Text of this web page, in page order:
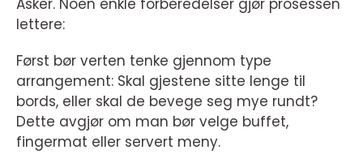
lettere:
Først bør verten tenke gjennom type
arrangement: Skal gjestene sitte lenge til
bords, eller skal de bevege seg mye rundt?
Dette avgjør om man bør velge buffet,
fingermat eller servert meny.